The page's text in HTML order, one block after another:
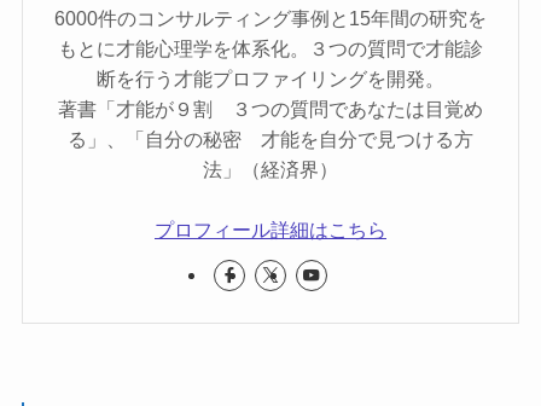
6000件のコンサルティング事例と15年間の研究を
もとに才能心理学を体系化。３つの質問で才能診
断を行う才能プロファイリングを開発。
著書「才能が９割 ３つの質問であなたは目覚め
る」、「自分の秘密 才能を自分で見つける方
法」（経済界）
プロフィール詳細はこちら